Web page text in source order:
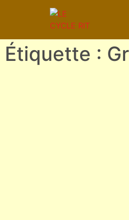
Étiquette :